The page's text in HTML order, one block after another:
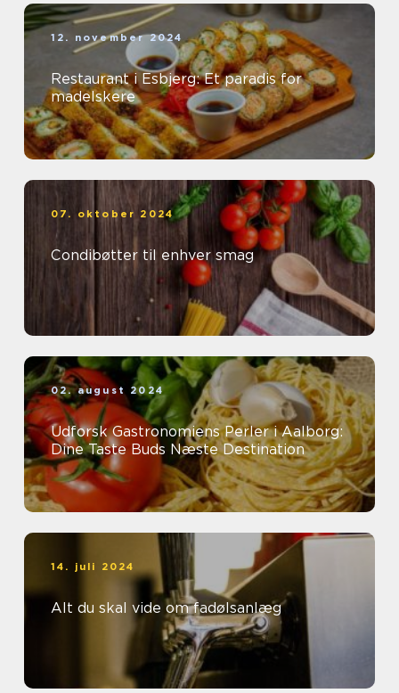
12. november 2024
Restaurant i Esbjerg: Et paradis for
madelskere
07. oktober 2024
Condibøtter til enhver smag
02. august 2024
Udforsk Gastronomiens Perler i Aalborg:
Dine Taste Buds Næste Destination
14. juli 2024
Alt du skal vide om fadølsanlæg